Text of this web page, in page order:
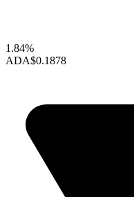
1.84%
ADA$0.1878